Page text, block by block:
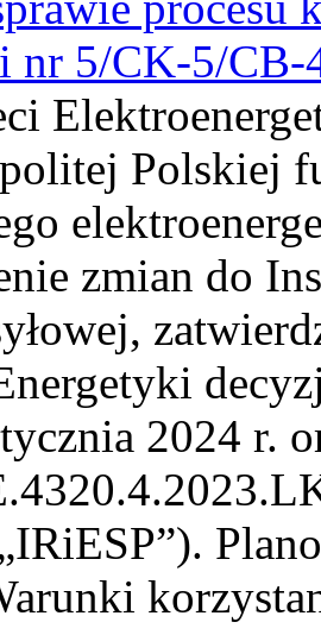
nr 5/CK-5/CB-
Polskiej
zmian do
2024 r.